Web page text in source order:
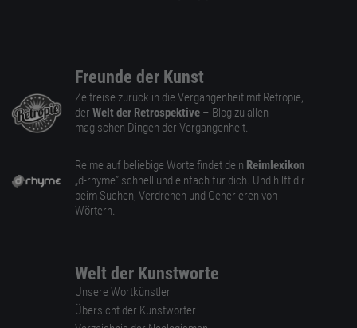
Freunde der Kunst
Zeitreise zurück in die Vergangenheit mit Retropie,
der Welt der Retrospektive – Blog zu allen
magischen Dingen der Vergangenheit.
Reime auf beliebige Worte findet dein Reimlexikon
„d-rhyme” schnell und einfach für dich. Und hilft dir
beim Suchen, Verdrehen und Generieren von
Wörtern.
Welt der Kunstworte
Unsere Wortkünstler
Übersicht der Kunstwörter